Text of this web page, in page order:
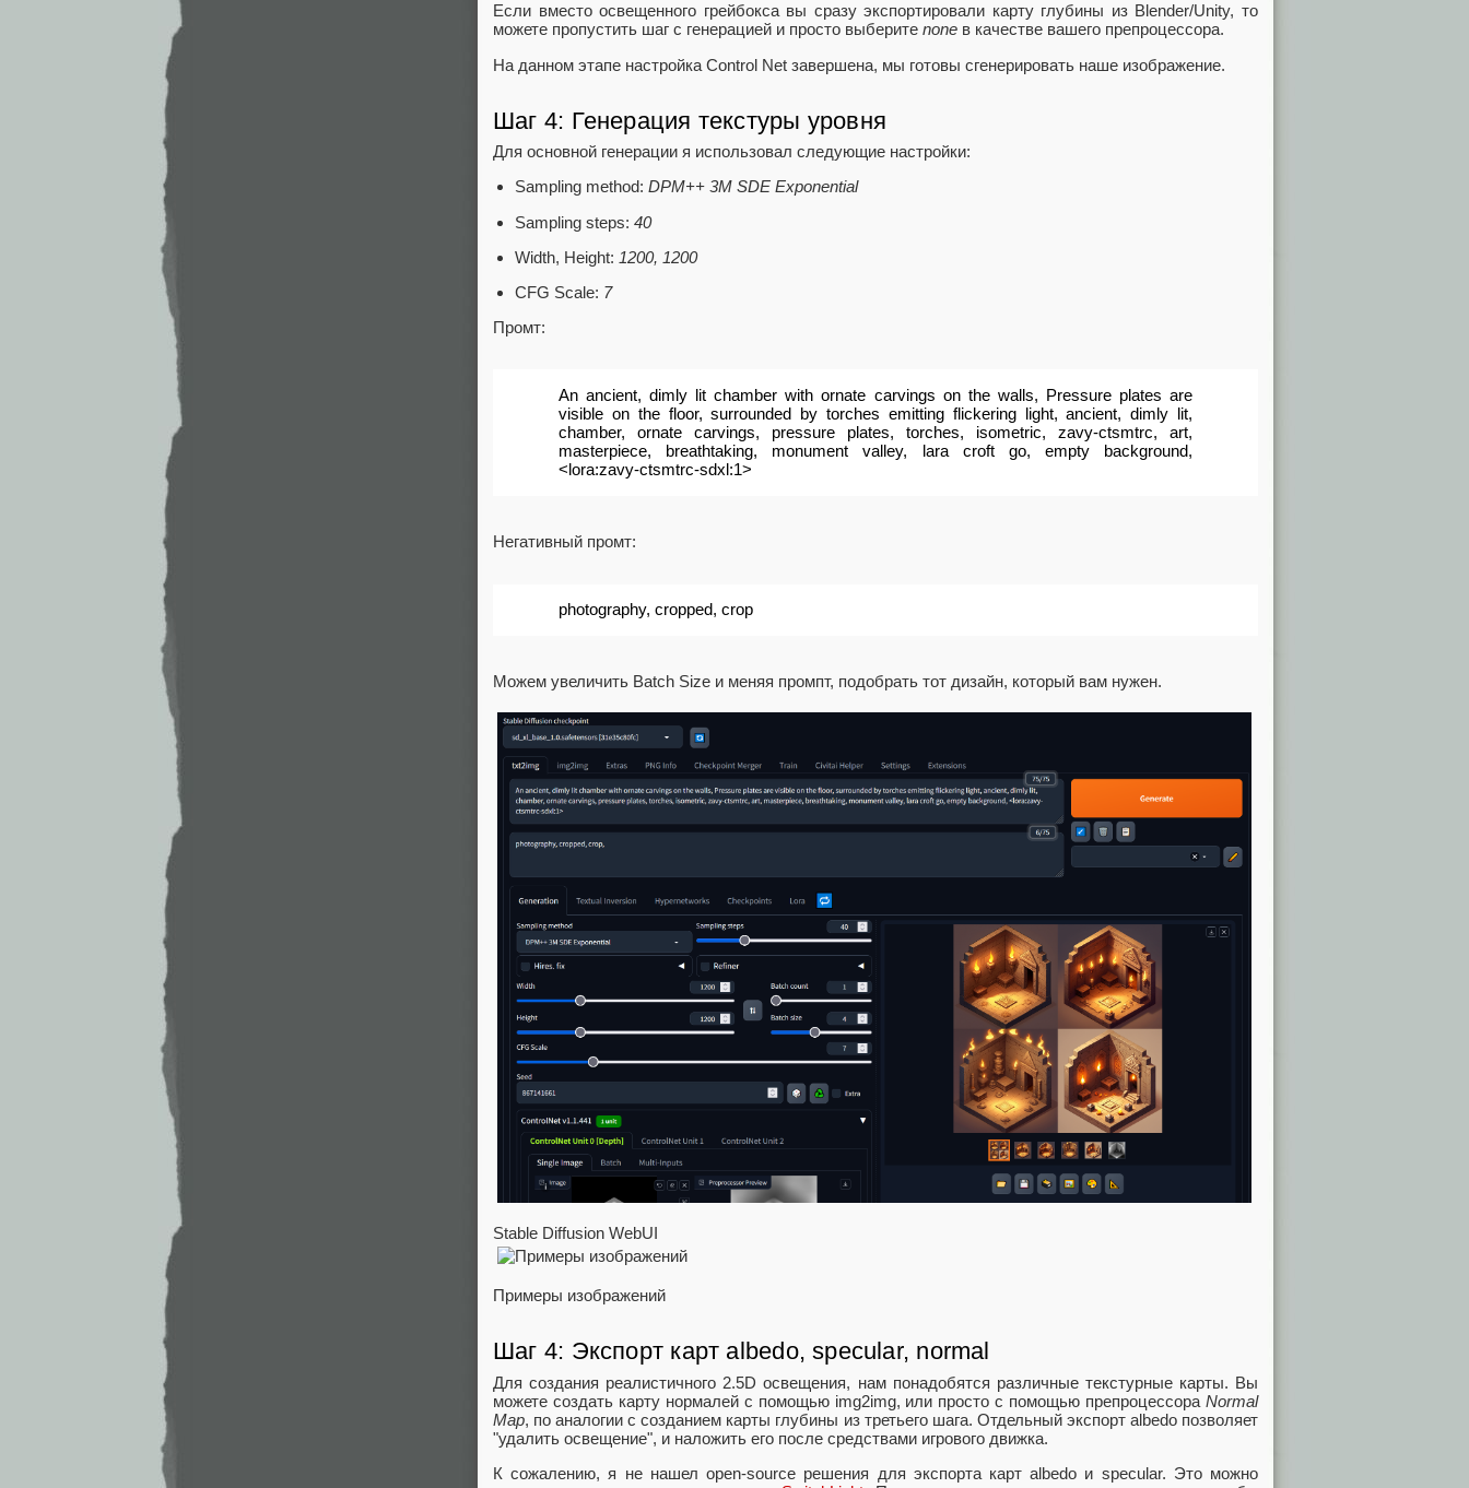
Если вместо освещенного грейбокса вы сразу экспортировали карту глубины из Blender/Unity, то
можете пропустить шаг с генерацией и просто выберите none в качестве вашего препроцессора.
На данном этапе настройка Control Net завершена, мы готовы сгенерировать наше изображение.
Шаг 4: Генерация текстуры уровня
Для основной генерации я использовал следующие настройки:
Sampling method: DPM++ 3M SDE Exponential
Sampling steps: 40
Width, Height: 1200, 1200
CFG Scale: 7
Промт:
An ancient, dimly lit chamber with ornate carvings on the walls, Pressure plates are
visible on the floor, surrounded by torches emitting flickering light, ancient, dimly lit,
chamber, ornate carvings, pressure plates, torches, isometric, zavy-ctsmtrc, art,
masterpiece, breathtaking, monument valley, lara croft go, empty background,
<lora:zavy-ctsmtrc-sdxl:1>
Негативный промт:
photography, cropped, crop
Можем увеличить Batch Size и меняя промпт, подобрать тот дизайн, который вам нужен.
Stable Diffusion WebUI
Примеры изображений
Шаг 4: Экспорт карт albedo, specular, normal
Для создания реалистичного 2.5D освещения, нам понадобятся различные текстурные карты. Вы
можете создать карту нормалей с помощью img2img, или просто с помощью препроцессора Normal
Map, по аналогии с созданием карты глубины из третьего шага. Отдельный экспорт albedo позволяет
"удалить освещение", и наложить его после средствами игрового движка.
К сожалению, я не нашел open-source решения для экспорта карт albedo и specular. Это можно